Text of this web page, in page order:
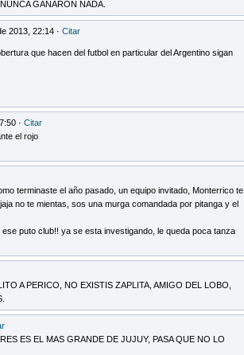
GANARON NADA.
2013, 22:14 · Citar
que hacen del futbol en particular del Argentino sigan
· Citar
el rojo
terminaste el año pasado, un equipo invitado, Monterrico te
no te mientas, sos una murga comandada por pitanga y el
puto club!! ya se esta investigando, le queda poca tanza
A PERICO, NO EXISTIS ZAPLITA, AMIGO DEL LOBO,
ES EL MAS GRANDE DE JUJUY, PASA QUE NO LO